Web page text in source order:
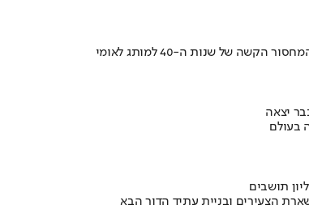
יצאה
בעולם
הצעירים ובניית עתיד הדור הבא